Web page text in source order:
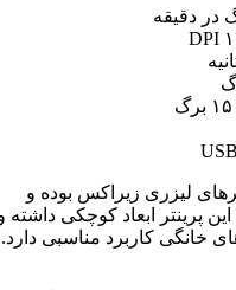
از سری پرینترهای لیزری زیراکس بوده و
پرینتر ابعاد کوچکی داشته
خانگی کاربرد مناسبی دارد.